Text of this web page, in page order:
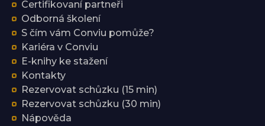
Certifikovaní partneři
Odborná školení
S čím vám Conviu pomůže?
Kariéra v Conviu
E-knihy ke stažení
Kontakty
Rezervovat schůzku (15 min)
Rezervovat schůzku (30 min)
Nápověda